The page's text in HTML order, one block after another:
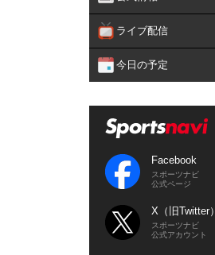
ライブ配信
今日の予定
Facebook
スポーツナビ
公式ページ
X（旧Twitter）
スポーツナビ
公式アカウント